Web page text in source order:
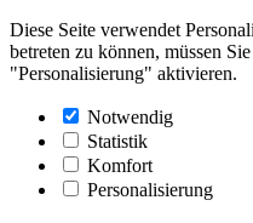
Diese Seite verwendet
betreten zu können, müssen
"Personalisierung" aktivieren.
Notwendig
Statistik
Komfort
Personalisierung